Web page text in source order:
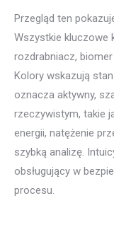
Przegląd ten
Wszystkie kluczowe
rozdrabniacz,
Kolory wskazują
oznacza aktywny,
rzeczywistym, takie
energii, natężenie
szybką analizę.
obsługujący w
procesu.